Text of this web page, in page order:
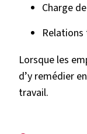
Charge
Lorsque les
d’y remédier
travail.